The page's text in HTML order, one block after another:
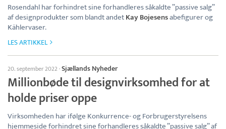
Rosendahl har forhindret sine forhandleres såkaldte ”passive salg”
af designprodukter som blandt andetKay Bojesensabefigurer og
Kählervaser.
LES ARTIKKEL
20. september 2022·Sjællands Nyheder
Millionbøde til designvirksomhed for at
holde priser oppe
Virksomheden har ifølge Konkurrence- og Forbrugerstyrelsens
hjemmeside forhindret sine forhandleres såkaldte ”passive salg” af